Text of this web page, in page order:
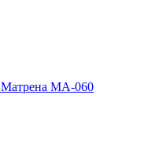
Матрена МА-060